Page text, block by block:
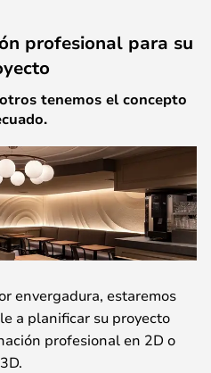
profesional para su
tenemos el concepto
envergadura, estaremos
a planificar su proyecto
profesional en 2D o
3D.